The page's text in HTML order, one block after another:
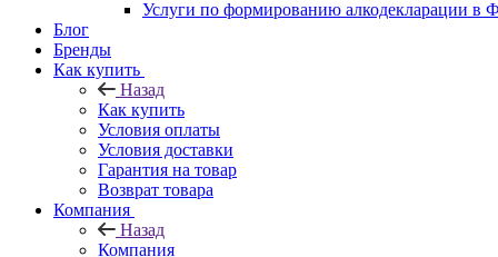
Услуги по формированию алкодекларации в
Блог
Бренды
Как купить
Назад
Как купить
Условия оплаты
Условия доставки
Гарантия на товар
Возврат товара
Компания
Назад
Компания